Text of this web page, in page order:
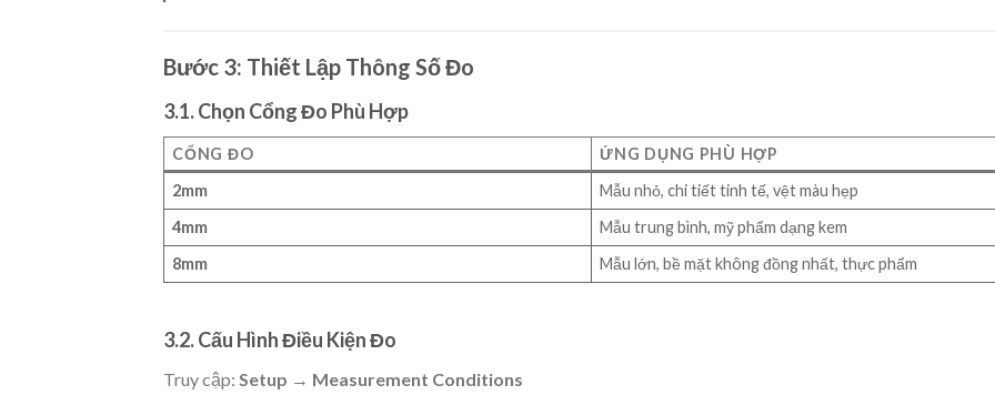
Bước 3: Thiết Lập Thông Số Đo
3.1. Chọn Cổng Đo Phù Hợp
CỔNG ĐO
ỨNG DỤNG PHÙ HỢP
2mm
Mẫu nhỏ, chi tiết tinh tế, vệt màu hẹp
4mm
Mẫu trung bình, mỹ phẩm dạng kem
8mm
Mẫu lớn, bề mặt không đồng nhất, thực phẩm
3.2. Cấu Hình Điều Kiện Đo
Truy cập: Setup → Measurement Conditions